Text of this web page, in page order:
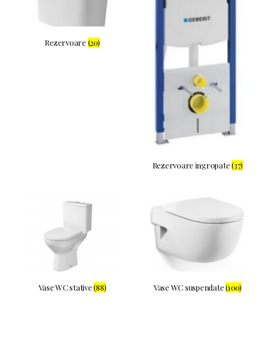
Rezervoare (20)
Rezervoare ingropate(37)
Vase WC stative(88) Vase WC suspendate(100)